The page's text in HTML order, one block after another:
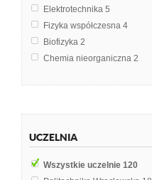
Elektrotechnika 5
Fizyka współczesna 4
Biofizyka 2
Chemia nieorganiczna 2
Analiza śladowa
UCZELNIA
Wszystkie uczelnie 120